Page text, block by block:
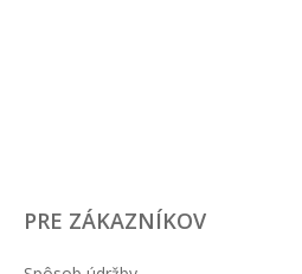
PRE ZÁKAZNÍKOV